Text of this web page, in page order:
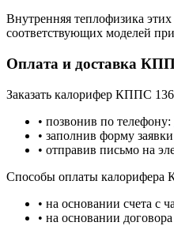
Внутренняя теплофизика этих
соответствующих моделей
Оплата и доставка
Заказать калорифер КППС
• позвонив по телефону:
• заполнив форму
• отправив письмо на
Способы оплаты калорифера
• на основании счета с
• на основании